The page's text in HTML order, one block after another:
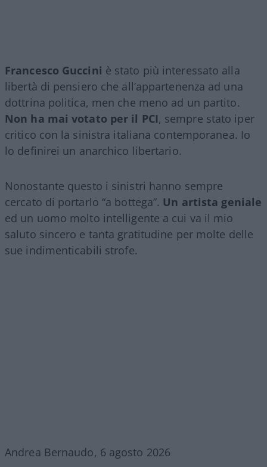
Francesco Guccini è stato più interessato alla
libertà di pensiero che all’appartenenza ad una
dottrina politica, men che meno ad un partito.
Non ha mai votato per il PCI, sempre stato iper
critico con la sinistra italiana contemporanea. Io
lo definirei un anarchico libertario.
Nonostante questo i sinistri hanno sempre
cercato di portarlo “a bottega”. Un artista geniale
ed un uomo molto intelligente a cui va il mio
saluto sincero e tanta gratitudine per molte delle
sue indimenticabili strofe.
Andrea Bernaudo, 6 agosto 2026